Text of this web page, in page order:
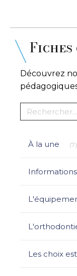
Découvrez
Rechercher
À la une (7)
Les choix